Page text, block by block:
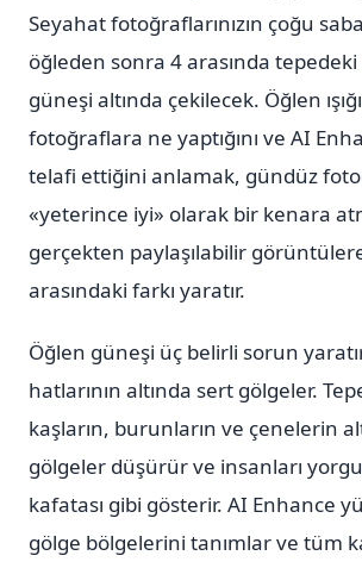
Seyahat fotoğraflarınızın çoğu
öğleden sonra 4 arasında
güneşi altında çekilecek. Öğlen
fotoğraflara ne yaptığını ve AI
telafi ettiğini anlamak, gündüz
«yeterince iyi» olarak bir kenara
gerçekten paylaşılabilir
arasındaki farkı yaratır.
Öğlen güneşi üç belirli sorun
hatlarının altında sert gölgeler.
kaşların, burunların ve çenelerin
gölgeler düşürür ve insanları
kafatası gibi gösterir. AI Enhance
gölge bölgelerini tanımlar ve tüm